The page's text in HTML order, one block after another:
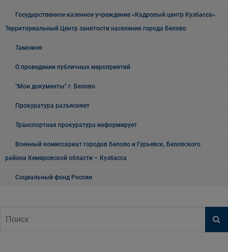
Государственное казенное учреждение «Кадровый центр Кузбасса»
Территориальный Центр занятости населения города Белово
Таможня
О проведении публичных мероприятий
"Мои документы" г. Белово
Прокуратура разъясняет
Транспортная прокуратура информирует
Военный комиссариат городов Белово и Гурьевск, Беловского
района Кемеровской области – Кузбасса
Социальный фонд России